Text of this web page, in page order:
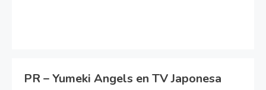
PR – Yumeki Angels en TV Japonesa